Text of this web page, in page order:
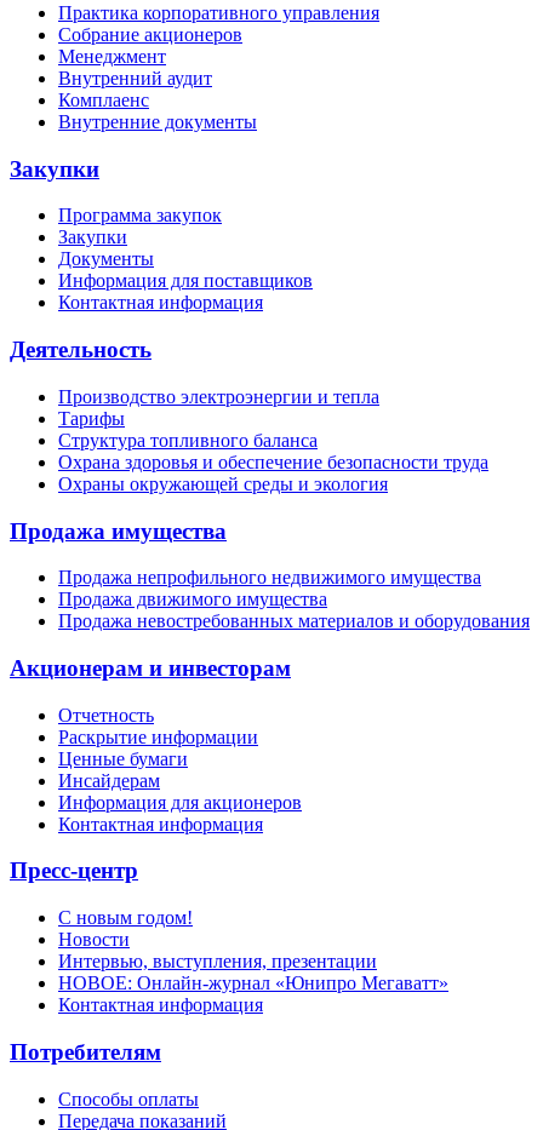
Практика корпоративного управления
Собрание акционеров
Менеджмент
Внутренний аудит
Комплаенс
Внутренние документы
Закупки
Программа закупок
Закупки
Документы
Информация для поставщиков
Контактная информация
Деятельность
Производство электроэнергии и тепла
Тарифы
Структура топливного баланса
Охрана здоровья и обеспечение безопасности труда
Охраны окружающей среды и экология
Продажа имущества
Продажа непрофильного недвижимого имущества
Продажа движимого имущества
Продажа невостребованных материалов и оборудования
Акционерам и инвесторам
Отчетность
Раскрытие информации
Ценные бумаги
Инсайдерам
Информация для акционеров
Контактная информация
Пресс-центр
С новым годом!
Новости
Интервью, выступления, презентации
НОВОЕ: Онлайн-журнал «Юнипро Мегаватт»
Контактная информация
Потребителям
Способы оплаты
Передача показаний